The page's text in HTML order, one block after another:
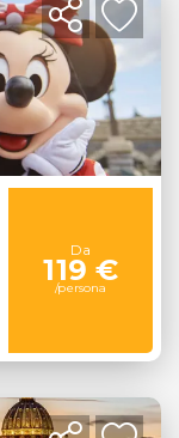
Da
119 €
/persona